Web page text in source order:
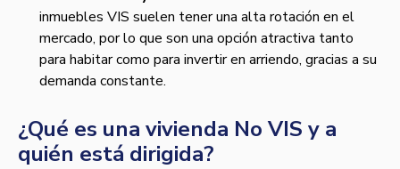
inmuebles VIS suelen tener una alta rotación en el
mercado, por lo que son una opción atractiva tanto
para habitar como para invertir en arriendo, gracias a su
demanda constante.
¿Qué es una vivienda No VIS y a
quién está dirigida?